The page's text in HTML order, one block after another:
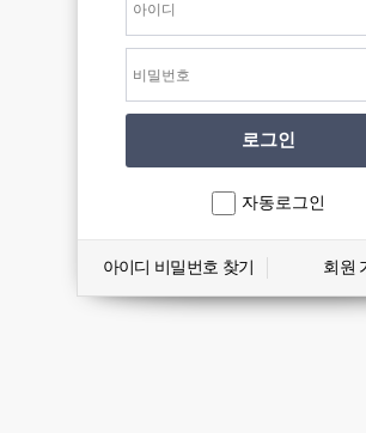
자동로그인
아이디 비밀번호 찾기 회원